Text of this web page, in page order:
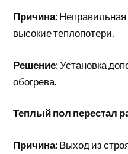
Причина:
высокие теплопотери.
Решение: Установка
обогрева.
Теплый пол перестал
Причина: Выход из